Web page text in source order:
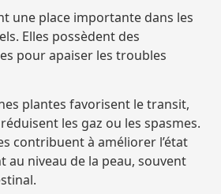
une place importante dans les
Elles possèdent des
pour apaiser les troubles
plantes favorisent le transit,
les gaz ou les spasmes.
contribuent à améliorer l’état
au niveau de la peau, souvent